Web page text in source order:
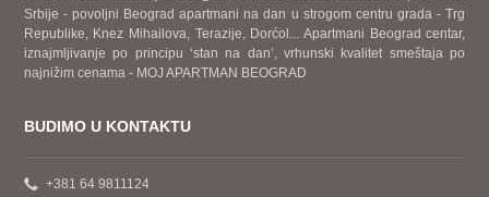
Srbije - povoljni Beograd apartmani na dan u strogom centru grada - Trg
Republike, Knez Mihailova, Terazije, Dorćol... Apartmani Beograd centar,
iznajmljivanje po principu ‘stan na dan’, vrhunski kvalitet smeštaja po
najnižim cenama - MOJ APARTMAN BEOGRAD
BUDIMO U KONTAKTU
+381 64 9811124